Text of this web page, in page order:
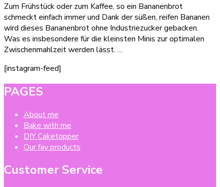
Bananenbrot
ohne
Industriezucker
Zum Frühstück oder zum Kaffee, so ein Bananenbrot
schmeckt einfach immer und Dank der süßen, reifen Bananen
wird dieses Bananenbrot ohne Industriezucker gebacken.
Was es insbesondere für die kleinsten Minis zur optimalen
Zwischenmahlzeit werden lässt. …
[instagram-feed]
PAGES
About me
Bake with me
DIY Caketopper
Our fav products
Customer Service